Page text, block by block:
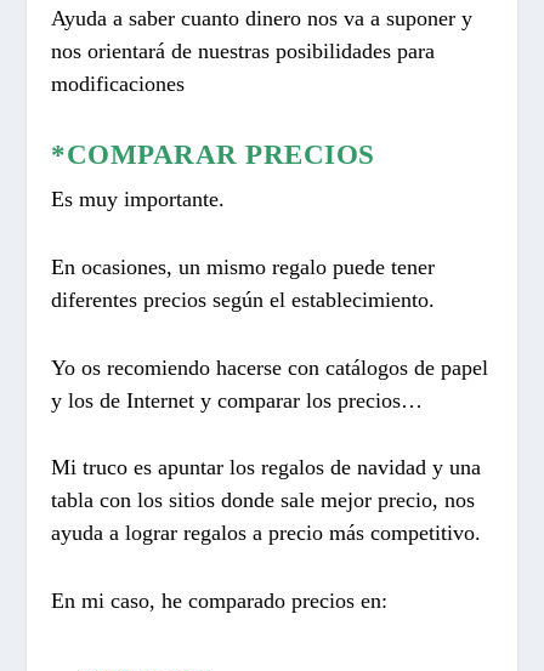
Ayuda a saber cuanto dinero nos va a suponer y
nos orientará de nuestras posibilidades para
modificaciones
*COMPARAR PRECIOS
Es muy importante.
En ocasiones, un mismo regalo puede tener
diferentes precios según el establecimiento.
Yo os recomiendo hacerse con catálogos de papel
y los de Internet y comparar los precios…
Mi truco es apuntar los regalos de navidad y una
tabla con los sitios donde sale mejor precio, nos
ayuda a lograr regalos a precio más competitivo.
En mi caso, he comparado precios en: